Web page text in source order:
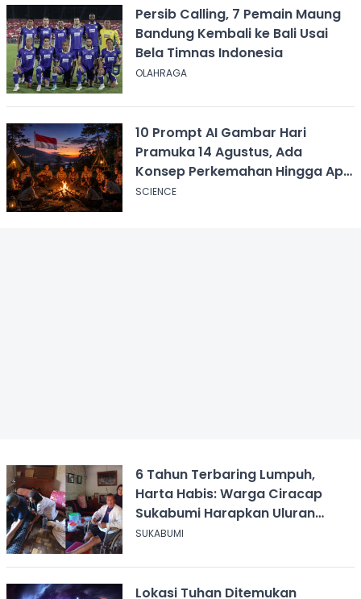
Persib Calling, 7 Pemain Maung
Bandung Kembali ke Bali Usai
Bela Timnas Indonesia
OLAHRAGA
10 Prompt AI Gambar Hari
Pramuka 14 Agustus, Ada
Konsep Perkemahan Hingga Api
Unggun
SCIENCE
6 Tahun Terbaring Lumpuh,
Harta Habis: Warga Ciracap
Sukabumi Harapkan Uluran
Tangan KDM
SUKABUMI
Lokasi Tuhan Ditemukan